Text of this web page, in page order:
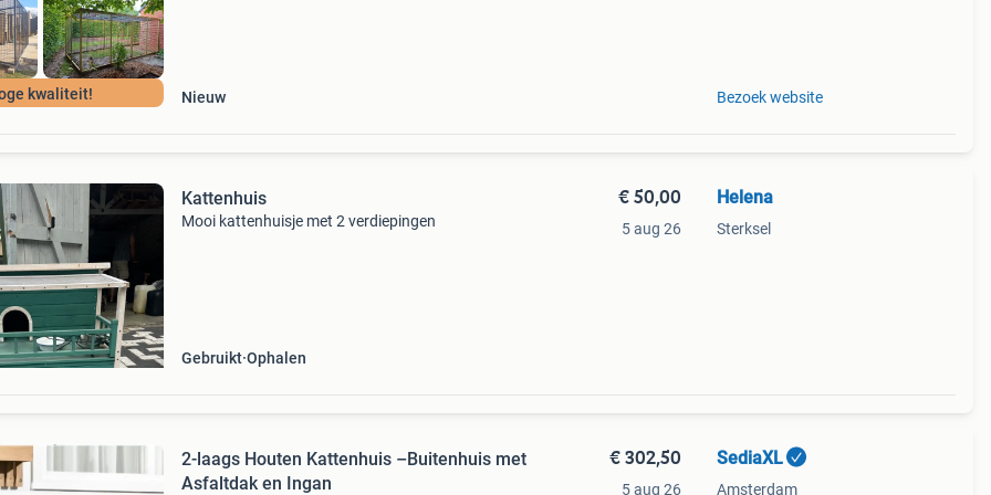
kwaliteit! Nieuw Bezoek website
Kattenhuis
Mooi kattenhuisje met 2 verdiepingen
Gebruikt Ophalen
€ 50,00
5 aug 26
Helena
Sterksel
2-laags Houten Kattenhuis –Buitenhuis met
Asfaltdak en Ingan
€ 302,50
5 aug 26
SediaXL
Amsterdam